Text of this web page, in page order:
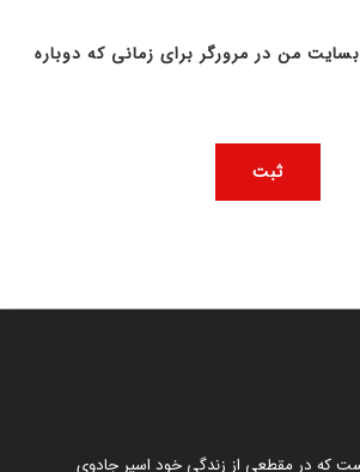
من در مرورگر برای زمانی که دوباره
که در مقطعی از زندگی خود اسیر جادوی